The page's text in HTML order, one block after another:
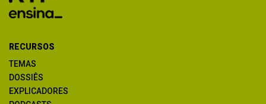
RECURSOS
TEMAS
DOSSIÊS
EXPLICADORES